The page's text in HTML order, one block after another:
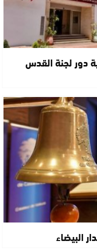
دور لجنة القدس
البيضاء